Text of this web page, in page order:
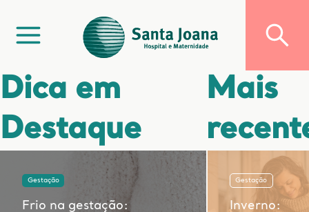
Dica em
Destaque
Gestação
Frio na gestação:
Mais
Gestação
Inverno: